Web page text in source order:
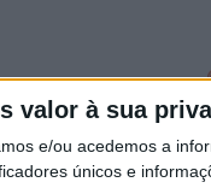
valor à sua
e/ou acedemos a
únicos e